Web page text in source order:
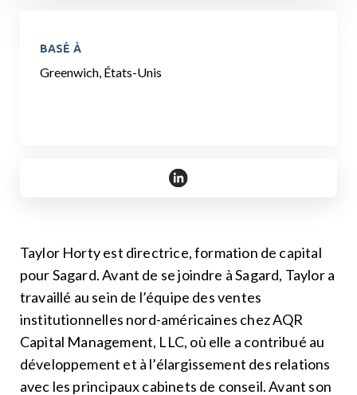
BASÉ À
Greenwich, États-Unis
https://www.linkedin.com/in/
Taylor Horty est directrice, formation de capital
pour Sagard. Avant de se joindre à Sagard, Taylor a
travaillé au sein de l’équipe des ventes
institutionnelles nord-américaines chez AQR
Capital Management, LLC, où elle a contribué au
développement et à l’élargissement des relations
avec les principaux cabinets de conseil. Avant son